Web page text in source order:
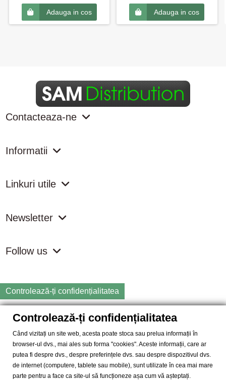
Adauga in cos Adauga in cos
Contacteaza-ne
Informatii
Linkuri utile
Newsletter
Follow us
Controlează-ți confidențialitatea
Copyright
2026 samdistribution.ro - Magazin online cu Produse
SAM DISTRIBUTION S.R.L.- Cod fiscal: RO14935035, Registrul
Comertului: J40/10004/2002, Adresa: Str. Dimieni, nr. 7, Bucuresti,
sector 5.
Controlează-ți confidențialitatea
Când vizitați un site web, acesta poate stoca sau prelua informații în
browser-ul dvs., mai ales sub forma "cookies". Aceste informații, care ar
putea fi despre dvs., despre preferințele dvs. sau despre dispozitivul dvs.
de internet (computere, tablete sau mobile), sunt utilizate în cea mai mare
parte pentru a face ca site-ul să funcționeze așa cum vă așteptați.